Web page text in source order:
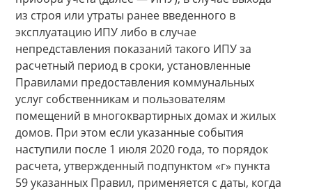
из строя или утраты ранее введенного в
эксплуатацию ИПУ либо в случае
непредставления показаний такого ИПУ за
расчетный период в сроки, установленные
Правилами предоставления коммунальных
услуг собственникам и пользователям
помещений в многоквартирных домах и жилых
домов. При этом если указанные события
наступили после 1 июля 2020 года, то порядок
расчета, утвержденный подпунктом «г» пункта
59 указанных Правил, применяется с даты, когда